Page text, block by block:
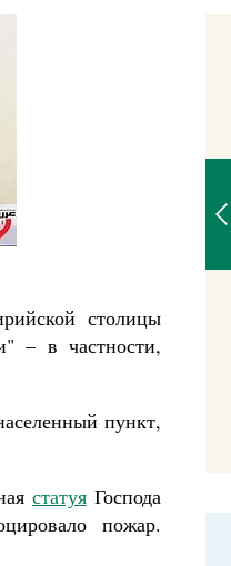
столицы
– в частности,
пункт,
статуяГоспода
пожар.
Николай Сербский